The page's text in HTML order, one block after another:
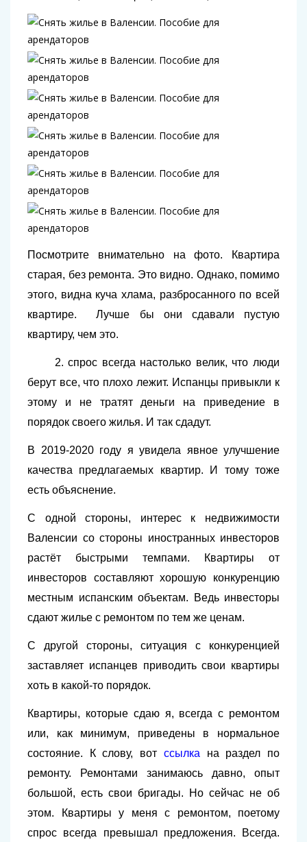
Посмотрите внимательно на фото. Квартира
старая, без ремонта. Это видно. Однако, помимо
этого, видна куча хлама, разбросанного по всей
квартире. Лучше бы они сдавали пустую
квартиру, чем это.
2. спрос всегда настолько велик, что люди
берут все, что плохо лежит. Испанцы привыкли к
этому и не тратят деньги на приведение в
порядок своего жилья. И так сдадут.
В 2019-2020 году я увидела явное улучшение
качества предлагаемых квартир. И тому тоже
есть объяснение.
С одной стороны, интерес к недвижимости
Валенсии со стороны иностранных инвесторов
растёт быстрыми темпами. Квартиры от
инвесторов составляют хорошую конкуренцию
местным испанским объектам. Ведь инвесторы
сдают жилье с ремонтом по тем же ценам.
С другой стороны, ситуация с конкуренцией
заставляет испанцев приводить свои квартиры
хоть в какой-то порядок.
Квартиры, которые сдаю я, всегда с ремонтом
или, как минимум, приведены в нормальное
состояние. К слову, вот ссылка
на раздел по
ремонту. Ремонтами занимаюсь давно, опыт
большой, есть свои бригады. Но сейчас не об
этом. Квартиры у меня с ремонтом, поетому
спрос всегда превышал предложения. Всегда.